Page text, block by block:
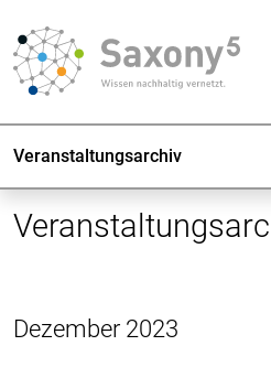
Veranstaltungsarchiv
Dezember 2023